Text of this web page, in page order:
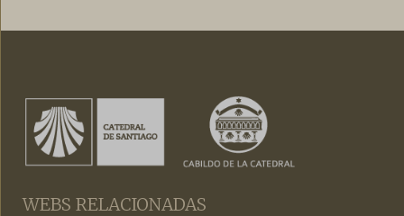
WEBS RELACIONADAS